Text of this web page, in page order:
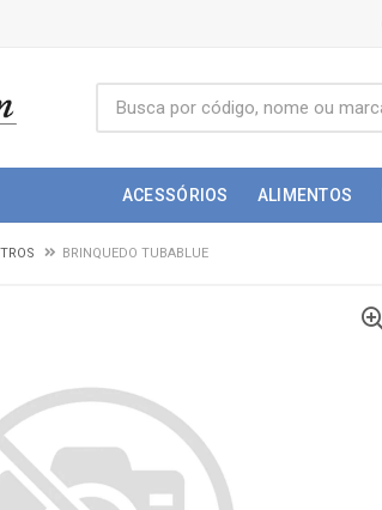
ACESSÓRIOS ALIMENTOS
BRINQUEDO TUBABLUE